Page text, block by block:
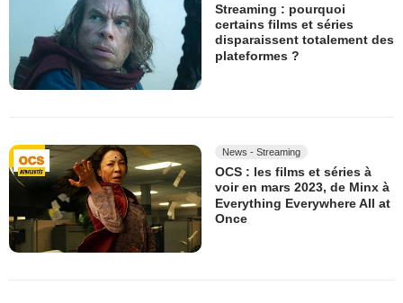
Streaming : pourquoi
certains films et séries
disparaissent totalement des
plateformes ?
News - Streaming
OCS : les films et séries à
voir en mars 2023, de Minx à
Everything Everywhere All at
Once